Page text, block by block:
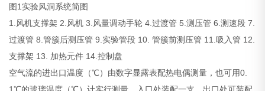
图1实验风洞系统简图
1.风机支撑架 2.风机 3.风量调动手轮 4.过渡管 5.测压管 6.测速段 7.
过渡管 8.管簇后测压管 9.实验管段 10. 管簇前测压管 11.吸入管 12.
支撑架 13. 加热元件 14.控制盘
空气流的进出口温度（℃）由数字显露表配热电偶测量，也可用0.